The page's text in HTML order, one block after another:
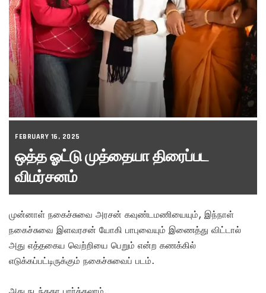
FEBRUARY 16, 2025
ஒத்த ஓட்டு முத்தையா திரைப்பட
விமர்சனம்
முன்னாள் நகைச்சுவை அரசன் கவுண்டமணியையும், இந்நாள்
நகைச்சுவை இளவரசன் யோகி பாபுவையும் இணைத்து விட்டால்
அது எத்தகைய வெற்றியை பெறும் என்ற கணக்கில்
எடுக்கப்பட்டிருக்கும் நகைச்சுவைப் படம்.
அது நடந்ததா பார்க்கலாம்.